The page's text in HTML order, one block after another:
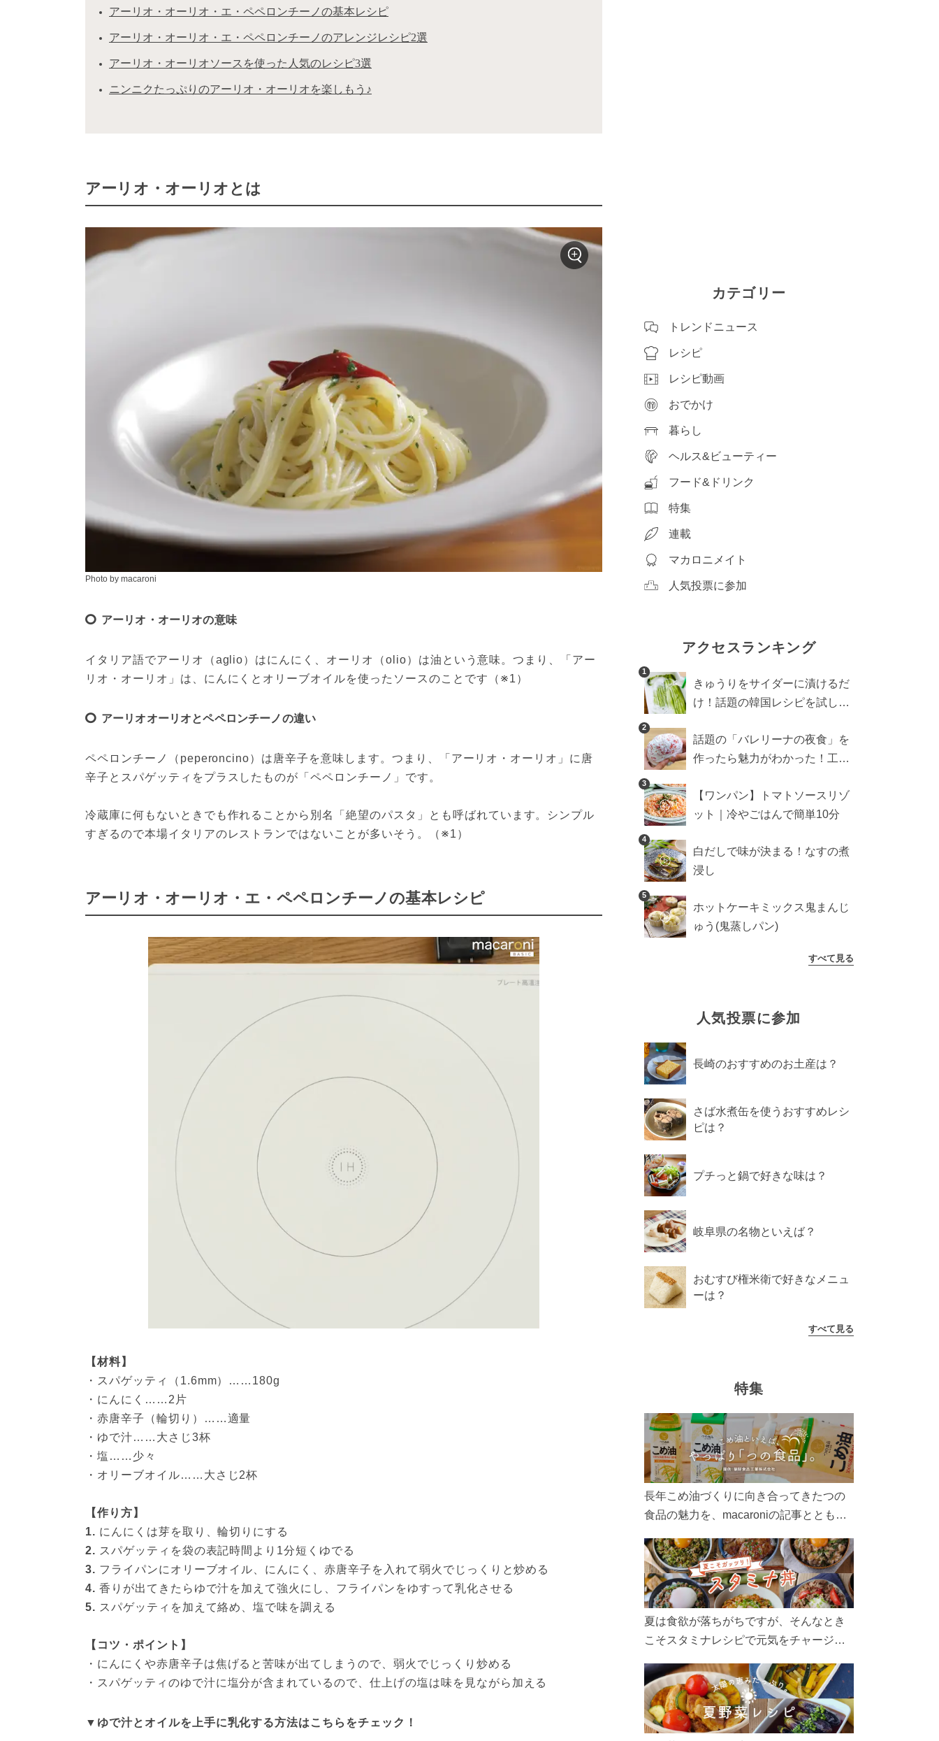
アーリオ・オーリオ・エ・ペペロンチーノの基本レシピ
アーリオ・オーリオ・エ・ペペロンチーノのアレンジレシピ2選
アーリオ・オーリオソースを使った人気のレシピ3選
ニンニクたっぷりのアーリオ・オーリオを楽しもう♪
アーリオ・オーリオとは
Photo by macaroni
アーリオ・オーリオの意味
イタリア語でアーリオ（aglio）はにんにく、オーリオ（olio）は油という意味。つまり、「アー
リオ・オーリオ」は、にんにくとオリーブオイルを使ったソースのことです（※1）
アーリオオーリオとペペロンチーノの違い
ペペロンチーノ（peperoncino）は唐辛子を意味します。つまり、「アーリオ・オーリオ」に唐
辛子とスパゲッティをプラスしたものが「ペペロンチーノ」です。
冷蔵庫に何もないときでも作れることから別名「絶望のパスタ」とも呼ばれています。シンプル
すぎるので本場イタリアのレストランではないことが多いそう。（※1）
アーリオ・オーリオ・エ・ペペロンチーノの基本レシピ
【材料】
・スパゲッティ（1.6mm）……180g
・にんにく……2片
・赤唐辛子（輪切り）……適量
・ゆで汁……大さじ3杯
・塩……少々
・オリーブオイル……大さじ2杯
【作り方】
1. にんにくは芽を取り、輪切りにする
2. スパゲッティを袋の表記時間より1分短くゆでる
3. フライパンにオリーブオイル、にんにく、赤唐辛子を入れて弱火でじっくりと炒める
4. 香りが出てきたらゆで汁を加えて強火にし、フライパンをゆすって乳化させる
5. スパゲッティを加えて絡め、塩で味を調える
【コツ・ポイント】
・にんにくや赤唐辛子は焦げると苦味が出てしまうので、弱火でじっくり炒める
・スパゲッティのゆで汁に塩分が含まれているので、仕上げの塩は味を見ながら加える
▼ゆで汁とオイルを上手に乳化する方法はこちらをチェック！
カテゴリー
トレンドニュース
レシピ
レシピ動画
おでかけ
暮らし
ヘルス&ビューティー
フード&ドリンク
特集
連載
マカロニメイト
人気投票に参加
アクセスランキング
1
きゅうりをサイダーに漬けるだ
け！話題の韓国レシピを試した
2
話題の「バレリーナの夜食」を
作ったら魅力がわかった！工程
3
【ワンパン】トマトソースリゾ
ット｜冷やごはんで簡単10分
4
白だしで味が決まる！なすの煮
浸し
5
ホットケーキミックス鬼まんじ
ゅう(鬼蒸しパン)
すべて見る
人気投票に参加
長崎のおすすめのお土産は？
さば水煮缶を使うおすすめレシ
ピは？
プチっと鍋で好きな味は？
岐阜県の名物といえば？
おむすび権米衛で好きなメニュ
ーは？
すべて見る
特集
長年こめ油づくりに向き合ってきたつの
食品の魅力を、macaroniの記事とともに
ん、製造現場や品質へのこだわりまで。
こめ油をもっと好きになるコンテンツを
ぜひお楽しみください。
夏は食欲が落ちがちですが、そんなとき
こそスタミナレシピで元気をチャージ！
リ食べて、夏バテを吹き飛ばしましょ
う！